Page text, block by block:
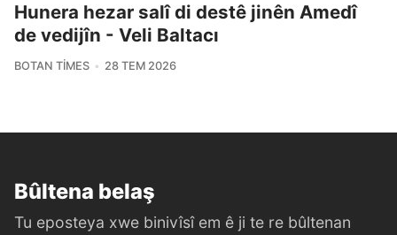
Hunera hezar salî di destê jinên Amedî
de vedijîn - Veli Baltacı
BOTAN TIMES 28 TEM 2026
Bûltena belaş
Tu eposteya xwe binivîsî em ê ji te re bûltenan